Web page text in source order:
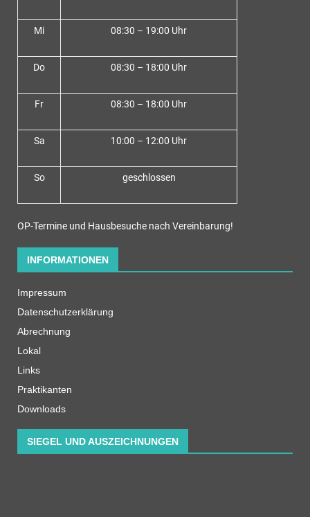
Mi 08:30 – 19:00 Uhr
Do 08:30 – 18:00 Uhr
Fr 08:30 – 18:00 Uhr
Sa 10:00 – 12:00 Uhr
So geschlossen
OP-Termine und Hausbesuche nach Vereinbarung!
INFORMATIONEN
Impressum
Datenschutzerklärung
Abrechnung
Lokal
Links
Praktikanten
Downloads
SIEGEL UND AUSZEICHNUNGEN